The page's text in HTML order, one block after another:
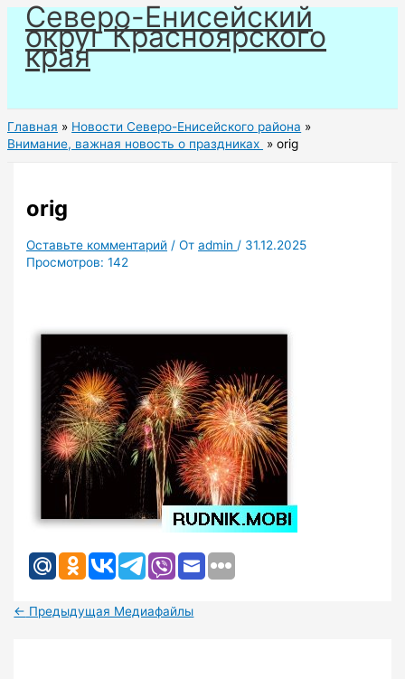
Перейти
содержимому
Северо-Енисейский
округ Красноярского
края
Главная
Новости Северо-Енисейского района
Внимание, важная новость о праздниках
orig
orig
Оставьте комментарий / Отadmin / 31.12.2025
Просмотров: 142
← Предыдущая Медиафайлы